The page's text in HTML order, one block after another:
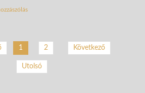
1 2 Következő
Utolsó